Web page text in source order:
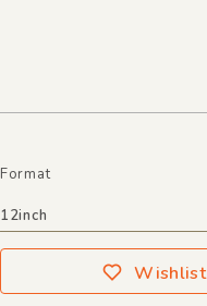
Format
12inch
Wishlist